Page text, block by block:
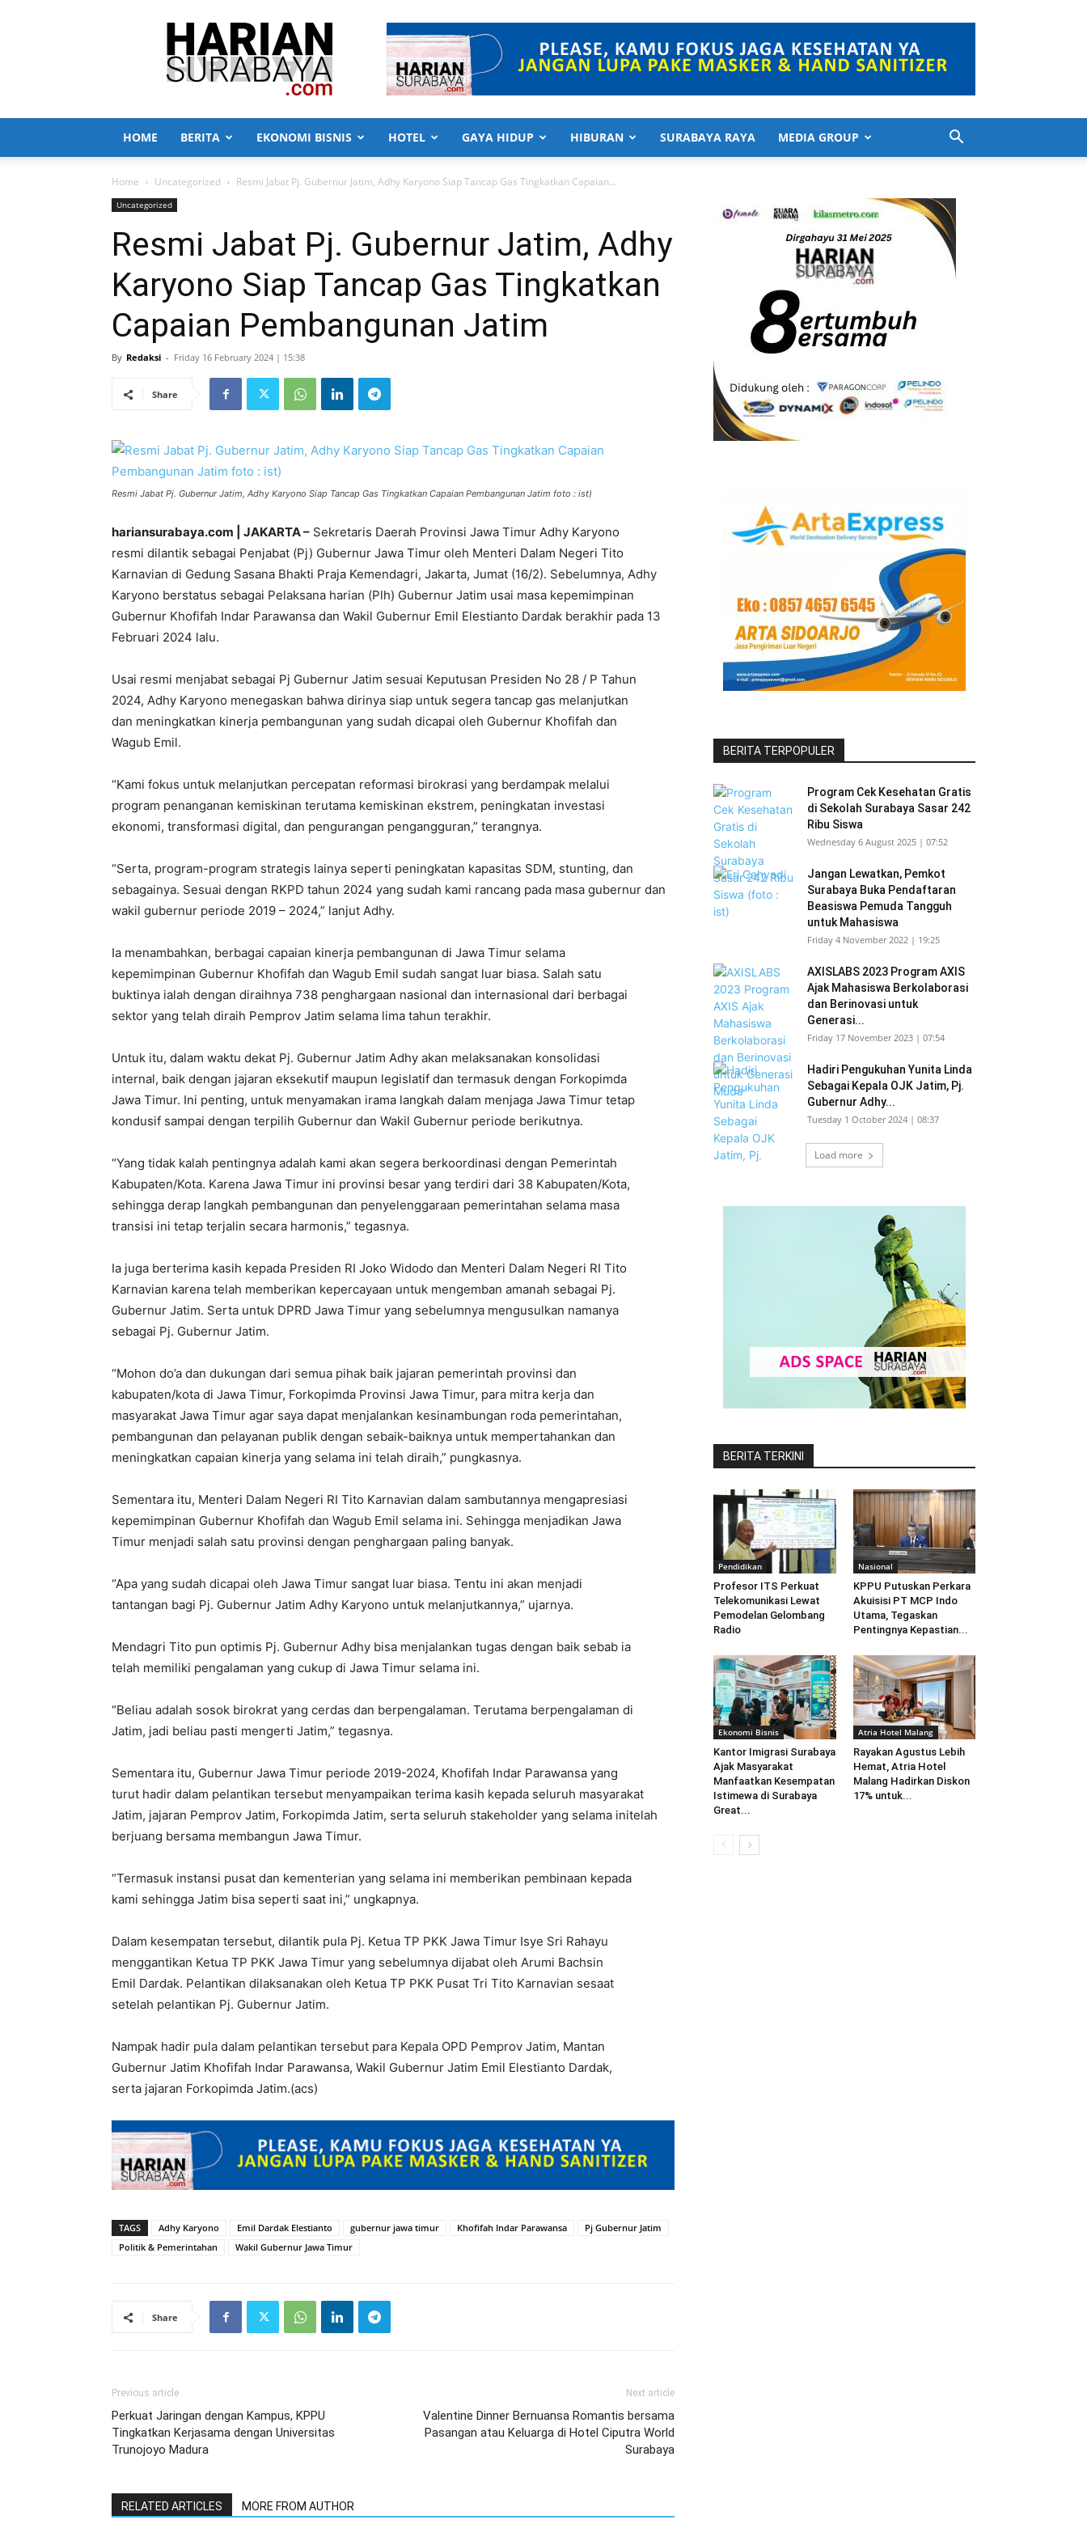
Harian
Surabaya
HOME BERITA EKONOMI BISNIS HOTEL GAYA HIDUP HIBURAN SURABAYA RAYA MEDIA GROUP
Home Uncategorized Resmi Jabat Pj. Gubernur Jatim, Adhy Karyono Siap Tancap Gas Tingkatkan Capaian...
Uncategorized
Resmi Jabat Pj. Gubernur Jatim, Adhy
Karyono Siap Tancap Gas Tingkatkan
Capaian Pembangunan Jatim
By Redaksi - Friday 16 February 2024 | 15:38
Share
Resmi Jabat Pj. Gubernur Jatim, Adhy Karyono Siap Tancap Gas Tingkatkan Capaian Pembangunan Jatim foto : ist)
hariansurabaya.com | JAKARTA – Sekretaris Daerah Provinsi Jawa Timur Adhy Karyono
resmi dilantik sebagai Penjabat (Pj) Gubernur Jawa Timur oleh Menteri Dalam Negeri Tito
Karnavian di Gedung Sasana Bhakti Praja Kemendagri, Jakarta, Jumat (16/2). Sebelumnya, Adhy
Karyono berstatus sebagai Pelaksana harian (Plh) Gubernur Jatim usai masa kepemimpinan
Gubernur Khofifah Indar Parawansa dan Wakil Gubernur Emil Elestianto Dardak berakhir pada 13
Februari 2024 lalu.
Usai resmi menjabat sebagai Pj Gubernur Jatim sesuai Keputusan Presiden No 28 / P Tahun
2024, Adhy Karyono menegaskan bahwa dirinya siap untuk segera tancap gas melanjutkan
dan meningkatkan kinerja pembangunan yang sudah dicapai oleh Gubernur Khofifah dan
Wagub Emil.
“Kami fokus untuk melanjutkan percepatan reformasi birokrasi yang berdampak melalui
program penanganan kemiskinan terutama kemiskinan ekstrem, peningkatan investasi
ekonomi, transformasi digital, dan pengurangan pengangguran,” terangnya.
“Serta, program-program strategis lainya seperti peningkatan kapasitas SDM, stunting, dan
sebagainya. Sesuai dengan RKPD tahun 2024 yang sudah kami rancang pada masa gubernur dan
wakil gubernur periode 2019 – 2024,” lanjut Adhy.
Ia menambahkan, berbagai capaian kinerja pembangunan di Jawa Timur selama
kepemimpinan Gubernur Khofifah dan Wagub Emil sudah sangat luar biasa. Salah satu
buktinya ialah dengan diraihnya 738 penghargaan nasional dan internasional dari berbagai
sektor yang telah diraih Pemprov Jatim selama lima tahun terakhir.
Untuk itu, dalam waktu dekat Pj. Gubernur Jatim Adhy akan melaksanakan konsolidasi
internal, baik dengan jajaran eksekutif maupun legislatif dan termasuk dengan Forkopimda
Jawa Timur. Ini penting, untuk menyamakan irama langkah dalam menjaga Jawa Timur tetap
kondusif sampai dengan terpilih Gubernur dan Wakil Gubernur periode berikutnya.
“Yang tidak kalah pentingnya adalah kami akan segera berkoordinasi dengan Pemerintah
Kabupaten/Kota. Karena Jawa Timur ini provinsi besar yang terdiri dari 38 Kabupaten/Kota,
sehingga derap langkah pembangunan dan penyelenggaraan pemerintahan selama masa
transisi ini tetap terjalin secara harmonis,” tegasnya.
Ia juga berterima kasih kepada Presiden RI Joko Widodo dan Menteri Dalam Negeri RI Tito
Karnavian karena telah memberikan kepercayaan untuk mengemban amanah sebagai Pj.
Gubernur Jatim. Serta untuk DPRD Jawa Timur yang sebelumnya mengusulkan namanya
sebagai Pj. Gubernur Jatim.
“Mohon do’a dan dukungan dari semua pihak baik jajaran pemerintah provinsi dan
kabupaten/kota di Jawa Timur, Forkopimda Provinsi Jawa Timur, para mitra kerja dan
masyarakat Jawa Timur agar saya dapat menjalankan kesinambungan roda pemerintahan,
pembangunan dan pelayanan publik dengan sebaik-baiknya untuk mempertahankan dan
meningkatkan capaian kinerja yang selama ini telah diraih,” pungkasnya.
Sementara itu, Menteri Dalam Negeri RI Tito Karnavian dalam sambutannya mengapresiasi
kepemimpinan Gubernur Khofifah dan Wagub Emil selama ini. Sehingga menjadikan Jawa
Timur menjadi salah satu provinsi dengan penghargaan paling banyak.
“Apa yang sudah dicapai oleh Jawa Timur sangat luar biasa. Tentu ini akan menjadi
tantangan bagi Pj. Gubernur Jatim Adhy Karyono untuk melanjutkannya,” ujarnya.
Mendagri Tito pun optimis Pj. Gubernur Adhy bisa menjalankan tugas dengan baik sebab ia
telah memiliki pengalaman yang cukup di Jawa Timur selama ini.
“Beliau adalah sosok birokrat yang cerdas dan berpengalaman. Terutama berpengalaman di
Jatim, jadi beliau pasti mengerti Jatim,” tegasnya.
Sementara itu, Gubernur Jawa Timur periode 2019-2024, Khofifah Indar Parawansa yang
turut hadir dalam pelantikan tersebut menyampaikan terima kasih kepada seluruh masyarakat
Jatim, jajaran Pemprov Jatim, Forkopimda Jatim, serta seluruh stakeholder yang selama initelah
berjuang bersama membangun Jawa Timur.
“Termasuk instansi pusat dan kementerian yang selama ini memberikan pembinaan kepada
kami sehingga Jatim bisa seperti saat ini,” ungkapnya.
Dalam kesempatan tersebut, dilantik pula Pj. Ketua TP PKK Jawa Timur Isye Sri Rahayu
menggantikan Ketua TP PKK Jawa Timur yang sebelumnya dijabat oleh Arumi Bachsin
Emil Dardak. Pelantikan dilaksanakan oleh Ketua TP PKK Pusat Tri Tito Karnavian sesaat
setelah pelantikan Pj. Gubernur Jatim.
Nampak hadir pula dalam pelantikan tersebut para Kepala OPD Pemprov Jatim, Mantan
Gubernur Jatim Khofifah Indar Parawansa, Wakil Gubernur Jatim Emil Elestianto Dardak,
serta jajaran Forkopimda Jatim.(acs)
TAGS Adhy Karyono Emil Dardak Elestianto gubernur jawa timur Khofifah Indar Parawansa
Pj Gubernur Jatim
Politik & Pemerintahan
Wakil Gubernur Jawa Timur
Share
Previous article
Perkuat Jaringan dengan Kampus, KPPU
Tingkatkan Kerjasama dengan Universitas
Trunojoyo Madura
Next article
Valentine Dinner Bernuansa Romantis bersama
Pasangan atau Keluarga di Hotel Ciputra World
Surabaya
RELATED ARTICLES MORE FROM AUTHOR
BERITA TERPOPULER
Program Cek Kesehatan Gratis
di Sekolah Surabaya Sasar 242
Ribu Siswa
Wednesday 6 August 2025 | 07:52
Jangan Lewatkan, Pemkot
Surabaya Buka Pendaftaran
Beasiswa Pemuda Tangguh
untuk Mahasiswa
Friday 4 November 2022 | 19:25
AXISLABS 2023 Program AXIS
Ajak Mahasiswa Berkolaborasi
dan Berinovasi untuk
Generasi...
Friday 17 November 2023 | 07:54
Hadiri Pengukuhan Yunita Linda
Sebagai Kepala OJK Jatim, Pj.
Gubernur Adhy...
Tuesday 1 October 2024 | 08:37
Load more
BERITA TERKINI
Pendidikan
Profesor ITS Perkuat
Telekomunikasi Lewat
Pemodelan Gelombang
Radio
Nasional
KPPU Putuskan Perkara
Akuisisi PT MCP Indo
Utama, Tegaskan
Pentingnya Kepastian...
Ekonomi Bisnis
Kantor Imigrasi Surabaya
Ajak Masyarakat
Manfaatkan Kesempatan
Istimewa di Surabaya
Great...
Atria Hotel Malang
Rayakan Agustus Lebih
Hemat, Atria Hotel
Malang Hadirkan Diskon
17% untuk...